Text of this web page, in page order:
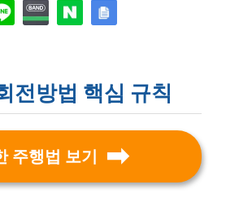
전방법 핵심 규칙
주행법 보기